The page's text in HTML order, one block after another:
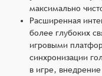
максимально
Расширенная
более глубоких
игровыми
синхронизации
в игре,